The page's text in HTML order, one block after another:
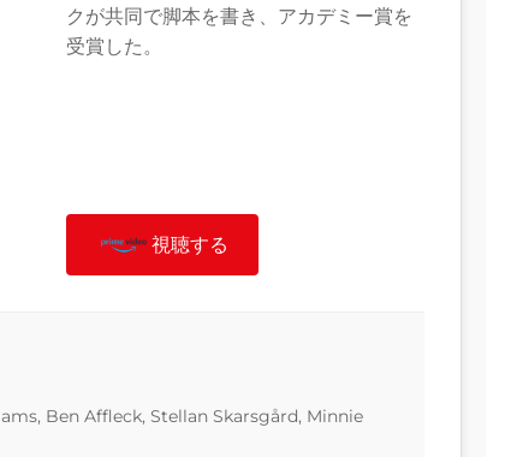
クが共同で脚本を書き、アカデミー賞を
受賞した。
視聴する
Ben Affleck, Stellan Skarsgård, Minnie